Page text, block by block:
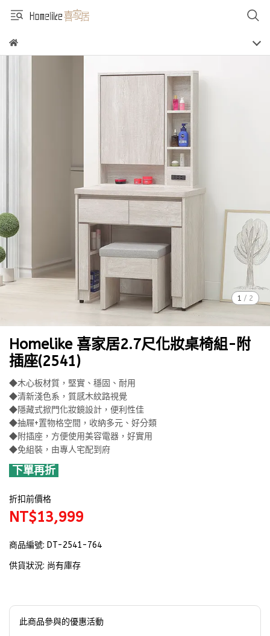
1 / 2
Homelike 喜家居2.7尺化妝桌椅組-附
插座(2541)
◆木心板材質，堅實、穩固、耐用
◆清新淺色系，質感木紋路視覺
◆隱藏式掀門化妝鏡設計，便利性佳
◆抽屜+置物格空間，收納多元、好分類
◆附插座，方便使用美容電器，好實用
◆免組裝，由專人宅配到府
下單再折
折扣前價格
NT$13,999
商品編號: DT-2541-764
供貨狀況: 尚有庫存
此商品參與的優惠活動